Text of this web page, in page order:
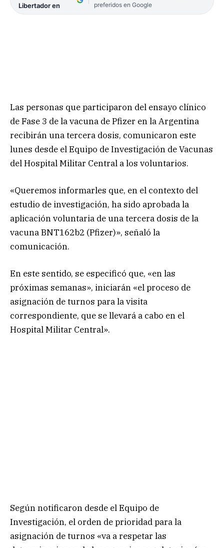
Libertador en
preferidos en Google
Las personas que participaron del ensayo clínico
de Fase 3 de la vacuna de Pfizer en la Argentina
recibirán una tercera dosis, comunicaron este
lunes desde el Equipo de Investigación de Vacunas
del Hospital Militar Central a los voluntarios.
«Queremos informarles que, en el contexto del
estudio de investigación, ha sido aprobada la
aplicación voluntaria de una tercera dosis de la
vacuna BNT162b2 (Pfizer)», señaló la
comunicación.
En este sentido, se especificó que, «en las
próximas semanas», iniciarán «el proceso de
asignación de turnos para la visita
correspondiente, que se llevará a cabo en el
Hospital Militar Central».
Según notificaron desde el Equipo de
Investigación, el orden de prioridad para la
asignación de turnos «va a respetar las